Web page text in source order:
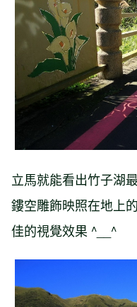
立馬就能看出竹子湖
鏤空雕飾映照在地上
佳的視覺效果 ^__^